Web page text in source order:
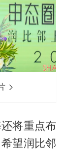
将重点布
望润比邻